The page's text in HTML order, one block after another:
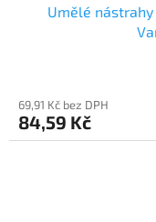
Umělé
69,91 Kč bez DPH
84,59 Kč